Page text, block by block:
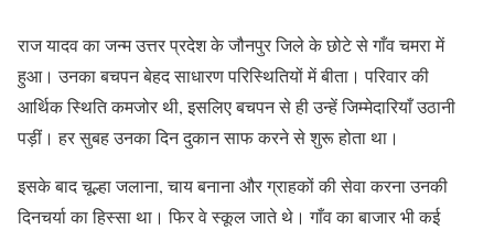
राज यादव का जन्म उत्तर प्रदेश के जौनपुर जिले के छोटे से गाँव चमरा में
हुआ। उनका बचपन बेहद साधारण परिस्थितियों में बीता। परिवार की
आर्थिक स्थिति कमजोर थी, इसलिए बचपन से ही उन्हें जिम्मेदारियाँ उठानी
पड़ीं। हर सुबह उनका दिन दुकान साफ करने से शुरू होता था।
इसके बाद चूल्हा जलाना, चाय बनाना और ग्राहकों की सेवा करना उनकी
दिनचर्या का हिस्सा था। फिर वे स्कूल जाते थे। गाँव का बाजार भी कई